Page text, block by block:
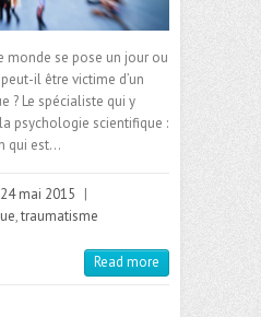
monde se pose un jour ou
il être victime d’un
? Le spécialiste qui y
psychologie scientifique :
qui est…
24 mai 2015 |
,traumatisme
Read more